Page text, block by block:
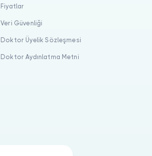
Fiyatlar
Veri Güvenliği
Doktor Üyelik Sözleşmesi
Doktor Aydınlatma Metni